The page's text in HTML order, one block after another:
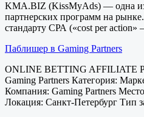
KMA.BIZ (KissMyAds) — одна
партнерских программ на
стандарту СРА («cost per
Паблишер в Gaming Partners
ONLINE BETTING AFFILIATE
Gaming Partners Категория:
Компания: Gaming Partners
Локация: Санкт-Петербург Тип